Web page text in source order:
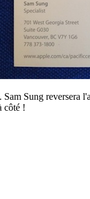
Sam Sung reversera
côté !